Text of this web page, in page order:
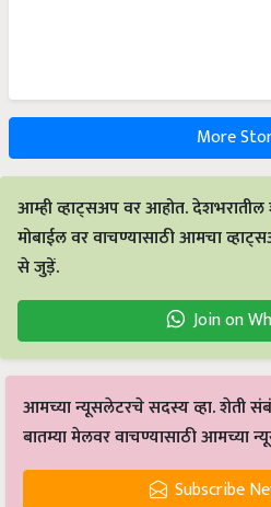
More
आम्ही व्हाट्सअप वर आहोत. देशभरातील
मोबाईल वर वाचण्यासाठी आमचा
से जुड़ें.
Join on
आमच्या न्यूसलेटरचे सदस्य व्हा. शेती
बातम्या मेलवर वाचण्यासाठी आमच्या
Subscribe